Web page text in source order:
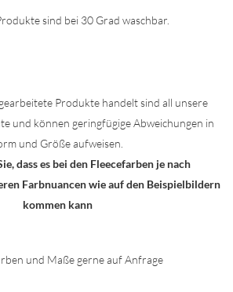
sind bei 30 Grad waschbar.
Produkte handelt sind all unsere
und können geringfügige Abweichungen in
und Größe aufweisen.
dass es bei den Fleecefarben je nach
Farbnuancen wie auf den Beispielbildern
kommen kann
und Maße gerne auf Anfrage